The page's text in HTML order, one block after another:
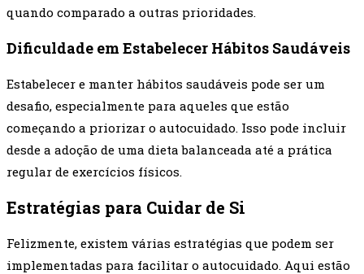
quando comparado a outras prioridades.
Dificuldade em Estabelecer Hábitos Saudáveis
Estabelecer e manter hábitos saudáveis pode ser um
desafio, especialmente para aqueles que estão
começando a priorizar o autocuidado. Isso pode incluir
desde a adoção de uma dieta balanceada até a prática
regular de exercícios físicos.
Estratégias para Cuidar de Si
Felizmente, existem várias estratégias que podem ser
implementadas para facilitar o autocuidado. Aqui estão